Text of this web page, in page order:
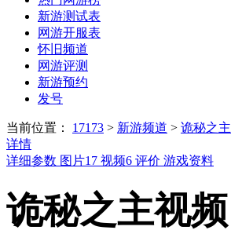
新游测试表
网游开服表
怀旧频道
网游评测
新游预约
发号
当前位置： 17173 > 新游频道 > 诡秘之主
详情
详细参数 图片17 视频6 评价 游戏资料
诡秘之主视频